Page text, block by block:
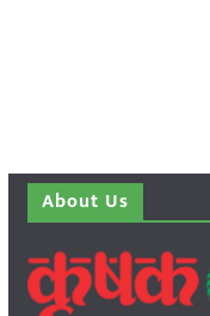
About Us